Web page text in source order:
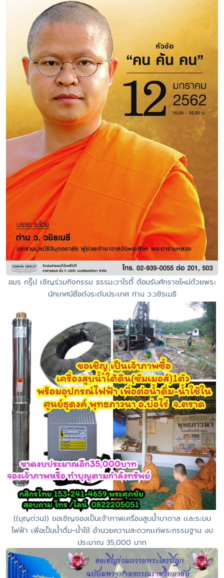
อมร กรุ๊ป เชิญร่วมกิจกรรม ธรรมะวาไรตี้ ต้อนรับศักราชใหม่ด้วยพระ
นักเทศน์ชื่อดังระดับประเทศ ท่าน ว.วชิรเมธี
((บุญด่วน)) ขอเชิญจองเป็นเจ้าภาพเครื่องสูบน้ำบาดาล เเละระบบ
ไฟฟ้า เพื่อเป็นน้ำดื่ม-น้ำใช้ อำนวยความสะดวกเเก่พระกรรมฐาน งบ
ประมาณ 35,000 บาท